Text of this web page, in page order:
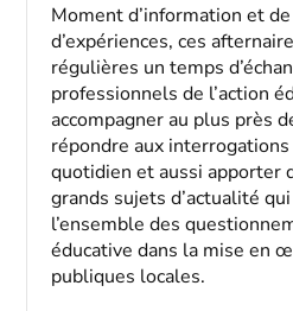
Moment d’information et
d’expériences, ces
régulières un temps
professionnels de l’action
accompagner au plus près
répondre aux
quotidien et aussi apporter
grands sujets d’actualité
l’ensemble des
éducative dans la mise en
publiques locales.